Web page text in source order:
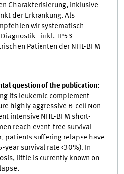
Charakterisierung, inklusive
der Erkrankung. Als
wir systematisch
- inkl. TP53 -
Patienten der NHL-BFM
question of the publication:
its leukemic complement
highly aggressive B-cell Non-
intensive NHL-BFM short-
reach event-free survival
patients suffering relapse have
year survival rate <30%). In
little is currently known on